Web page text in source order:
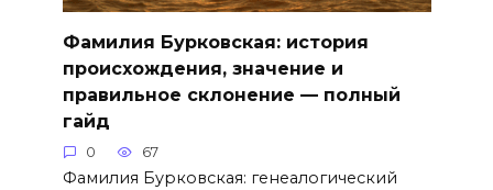
Фамилия Бурковская: история
происхождения, значение и
правильное склонение — полный
гайд
0 67
Фамилия Бурковская: генеалогический